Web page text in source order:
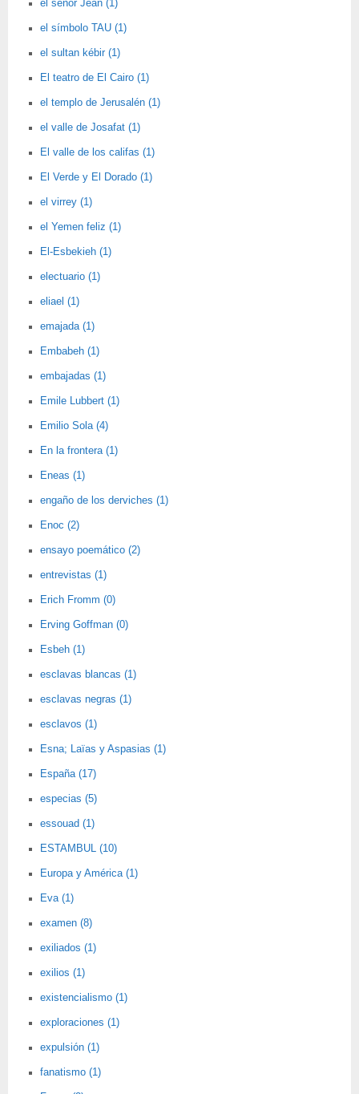
el señor Jean (1)
el símbolo TAU (1)
el sultan kébir (1)
El teatro de El Cairo (1)
el templo de Jerusalén (1)
el valle de Josafat (1)
El valle de los califas (1)
El Verde y El Dorado (1)
el virrey (1)
el Yemen feliz (1)
El-Esbekieh (1)
electuario (1)
eliael (1)
emajada (1)
Embabeh (1)
embajadas (1)
Emile Lubbert (1)
Emilio Sola (4)
En la frontera (1)
Eneas (1)
engaño de los derviches (1)
Enoc (2)
ensayo poemático (2)
entrevistas (1)
Erich Fromm (0)
Erving Goffman (0)
Esbeh (1)
esclavas blancas (1)
esclavas negras (1)
esclavos (1)
Esna; Laïas y Aspasias (1)
España (17)
especias (5)
essouad (1)
ESTAMBUL (10)
Europa y América (1)
Eva (1)
examen (8)
exiliados (1)
exilios (1)
existencialismo (1)
exploraciones (1)
expulsión (1)
fanatismo (1)